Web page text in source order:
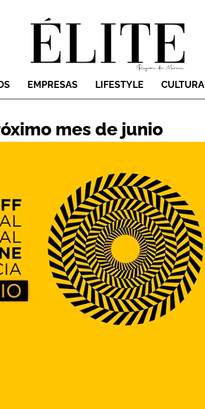
EMPRESAS LIFESTYLE CULTURA
mes de junio